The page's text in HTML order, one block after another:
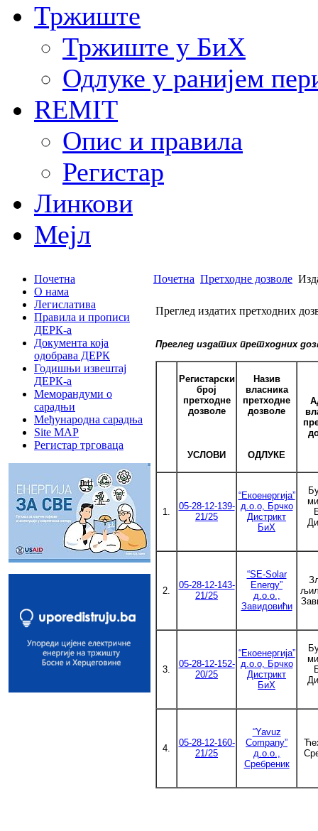
Тржиште
Тржиште у БиХ
Одлуке у ранијем
REMIT
Опис и правила
Регистар
Линкови
Мејл
Почетна
О нама
Легислатива
Правила и прописи
ДЕРК-а
Документа која
одобрава ДЕРК
Годишњи извештај
ДЕРК-а
Меморандуми о
сарадњи
Међународна сарадња
Site MAP
Регистар трговаца
Почетна Претходне дозволе
Преглед издатих претходних
Преглед издатих претходних
Регистарски
број
претходне
дозволе
УСЛОВИ
Назив
власника
претходне
дозволе
ОДЛУКЕ
1.
05-28-12-139-
21/25
“Екоенергија”
д.о.о, Брчко
Дистрикт
БиХ
2.
05-28-12-143-
21/25
“SE-Solar
Energy”
д.о.о.,
Завидовићи
3.
05-28-12-152-
20/25
“Екоенергија”
д.о.о, Брчко
Дистрикт
БиХ
4.
05-28-12-160-
21/25
“Yavuz
Company”
д.о.о.,
Сребреник